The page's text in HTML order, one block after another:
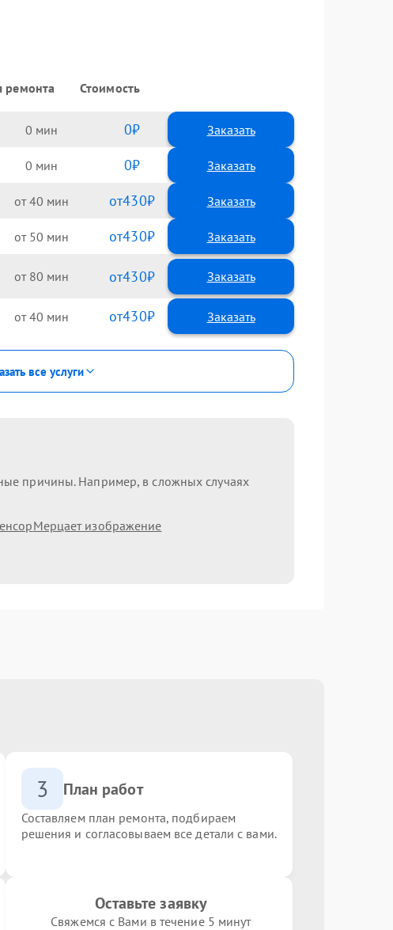
ремонта Стоимость
0 0 Заказать
0 0 Заказать
40 430
50 430
80 430
40 430
все услуги
причины. Например, в сложных случаях
Мерцает изображение
3 План работ
Составляем план ремонта, подбираем
решения и согласовываем все детали с вами.
Оставьте заявку
Свяжемся с Вами в течение 5 минут